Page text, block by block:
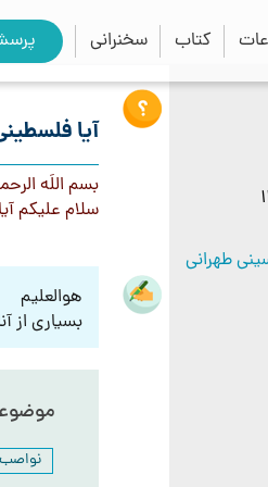
کتاب سخنرانی
طهرانی
آیا
بسم اللَه
سلام علیکم
هوالعلیم
بسیاری از